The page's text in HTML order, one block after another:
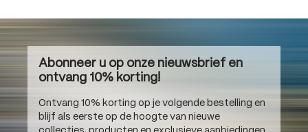
Abonneer u op onze nieuwsbrief en
ontvang 10% korting!
Ontvang 10% korting op je volgende bestelling en
blijf als eerste op de hoogte van nieuwe